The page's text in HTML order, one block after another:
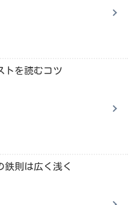
を読むコツ
則は広く浅く